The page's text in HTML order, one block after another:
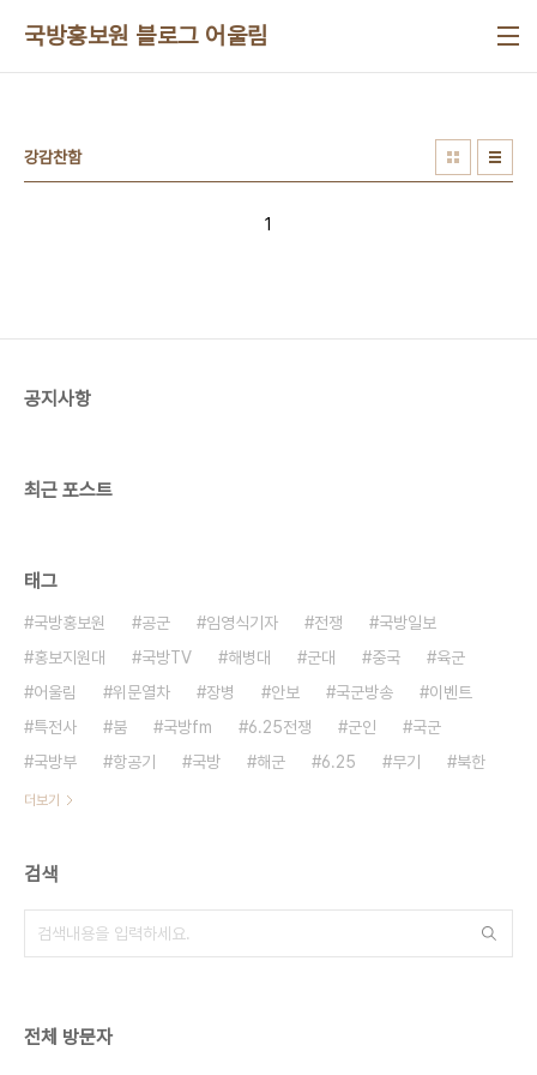
국방홍보원 블로그 어울림
강감찬함
1
공지사항
최근 포스트
태그
국방홍보원 공군 임영식기자 전쟁
국방일보
홍보지원대
국방TV 해병대 군대 중국
육군
어울림
위문열차 장병 안보 국군방송
이벤트
특전사
붐 국방fm 6.25전쟁 군인
국군
국방부
항공기 국방 해군 6.25 무기 북한
더보기
검색
전체 방문자